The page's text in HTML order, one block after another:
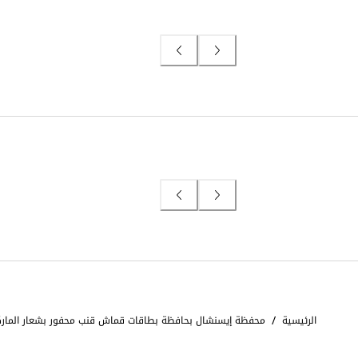
الرئيسية / محفظة إيسنشال بحافظة بطاقات قماش قنب محفور بشعار